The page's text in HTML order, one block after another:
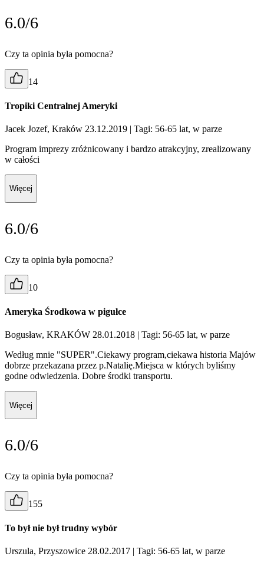
6.0/6
Czy ta opinia była pomocna?
14
Tropiki Centralnej Ameryki
Jacek Jozef, Kraków 23.12.2019 | Tagi: 56-65 lat, w parze
Program imprezy zróżnicowany i bardzo atrakcyjny, zrealizowany
w całości
Więcej
6.0/6
Czy ta opinia była pomocna?
10
Ameryka Środkowa w pigułce
Bogusław, KRAKÓW 28.01.2018 | Tagi: 56-65 lat, w parze
Według mnie "SUPER".Ciekawy program,ciekawa historia Majów
dobrze przekazana przez p.Natalię.Miejsca w których byliśmy
godne odwiedzenia. Dobre środki transportu.
Więcej
6.0/6
Czy ta opinia była pomocna?
155
To był nie był trudny wybór
Urszula, Przyszowice 28.02.2017 | Tagi: 56-65 lat, w parze